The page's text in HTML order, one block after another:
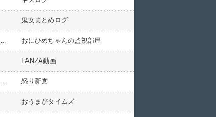
鬼女まとめログ
おにひめちゃんの監視部屋
FANZA動画
怒り新党
おうまがタイムズ